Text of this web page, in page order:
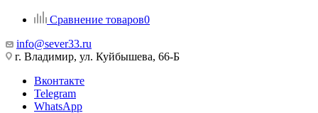
Сравнение товаров0
info@sever33.ru
г. Владимир, ул. Куйбышева, 66-Б
Вконтакте
Telegram
WhatsApp